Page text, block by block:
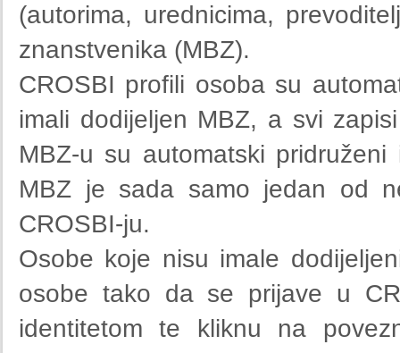
(autorima, urednicima,
znanstvenika (MBZ).
CROSBI profili osoba su
imali dodijeljen MBZ, a svi
MBZ-u su automatski
MBZ je sada samo jedan od
CROSBI-ju.
Osobe koje nisu imale
osobe tako da se prijave u
identitetom te kliknu na